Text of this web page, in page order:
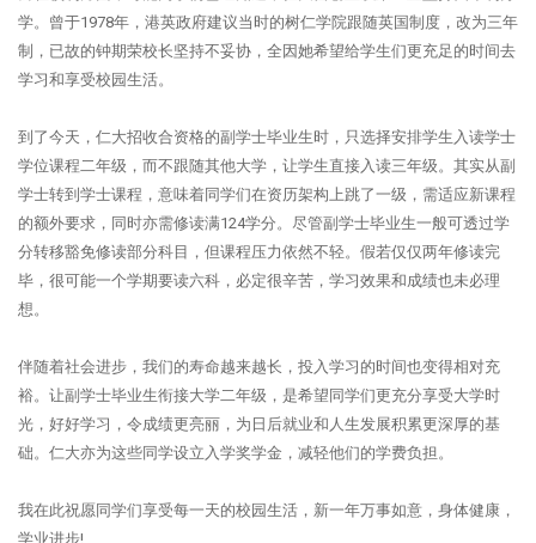
学。曾于1978年，港英政府建议当时的树仁学院跟随英国制度，改为三年
制，已故的钟期荣校长坚持不妥协，全因她希望给学生们更充足的时间去
学习和享受校园生活。
到了今天，仁大招收合资格的副学士毕业生时，只选择安排学生入读学士
学位课程二年级，而不跟随其他大学，让学生直接入读三年级。其实从副
学士转到学士课程，意味着同学们在资历架构上跳了一级，需适应新课程
的额外要求，同时亦需修读满124学分。尽管副学士毕业生一般可透过学
分转移豁免修读部分科目，但课程压力依然不轻。假若仅仅两年修读完
毕，很可能一个学期要读六科，必定很辛苦，学习效果和成绩也未必理
想。
伴随着社会进步，我们的寿命越来越长，投入学习的时间也变得相对充
裕。让副学士毕业生衔接大学二年级，是希望同学们更充分享受大学时
光，好好学习，令成绩更亮丽，为日后就业和人生发展积累更深厚的基
础。仁大亦为这些同学设立入学奖学金，减轻他们的学费负担。
我在此祝愿同学们享受每一天的校园生活，新一年万事如意，身体健康，
学业进步!